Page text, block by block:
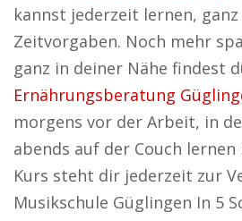
kannst jederzeit lernen,
Zeitvorgaben. Noch mehr
ganz in deiner Nähe findest
Ernährungsberatung
morgens vor der Arbeit, in
abends auf der Couch
Kurs steht dir jederzeit zur
Musikschule Güglingen In 5